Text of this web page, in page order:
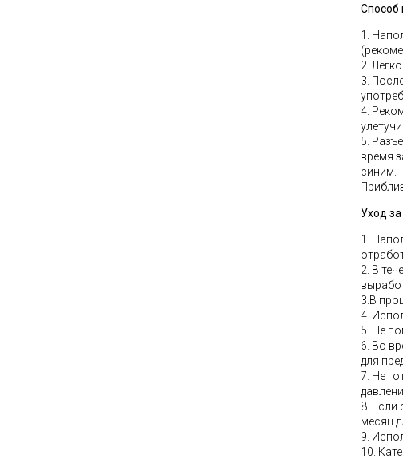
Способ
1.
2.
3.
4.
5.
время
синим.
Уход
1.
2. В
3.В
4.
5. Не
6. Во
для
7. Не
8. Если
месяц
9.
10.